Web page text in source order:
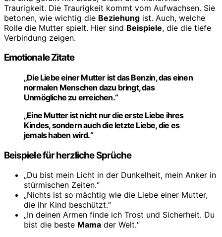
Traurigkeit. Die Traurigkeit kommt vom Aufwachsen. Sie
betonen, wie wichtig die Beziehung ist. Auch, welche
Rolle die Mutter spielt. Hier sind Beispiele, die die tiefe
Verbindung zeigen.
Emotionale Zitate
„Die Liebe einer Mutter ist das Benzin, das einen
normalen Menschen dazu bringt, das
Unmögliche zu erreichen.“
„Eine Mutter ist nicht nur die erste Liebe ihres
Kindes, sondern auch die letzte Liebe, die es
jemals haben wird.“
Beispiele für herzliche Sprüche
„Du bist mein Licht in der Dunkelheit, mein Anker in
stürmischen Zeiten.“
„Nichts ist so mächtig wie die Liebe einer Mutter,
die ihr Kind beschützt.“
„In deinen Armen finde ich Trost und Sicherheit. Du
bist die beste Mama der Welt.“